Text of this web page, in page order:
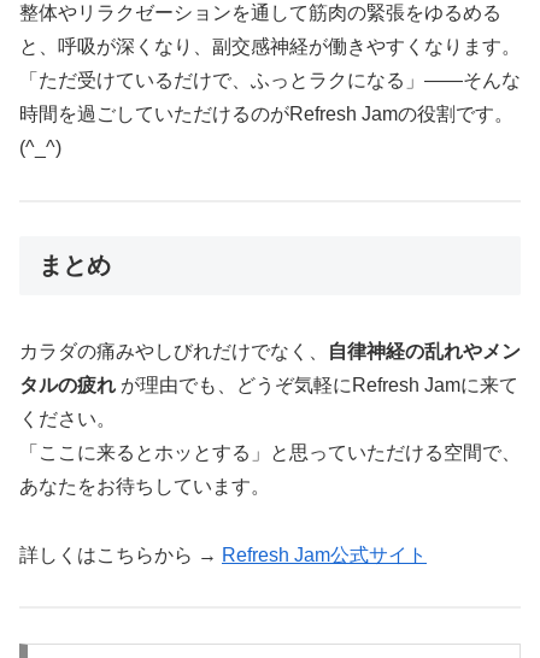
整体やリラクゼーションを通して筋肉の緊張をゆるめる
と、呼吸が深くなり、副交感神経が働きやすくなります。
「ただ受けているだけで、ふっとラクになる」——そんな
時間を過ごしていただけるのがRefresh Jamの役割です。
(^_^)
まとめ
カラダの痛みやしびれだけでなく、
自律神経の乱れやメン
タルの疲れ が理由でも、どうぞ気軽にRefresh Jamに来て
ください。
「ここに来るとホッとする」と思っていただける空間で、
あなたをお待ちしています。
詳しくはこちらから → Refresh Jam公式サイト